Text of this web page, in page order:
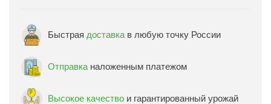
Быстрая доставка в любую точку России
Отправка наложенным платежом
Высокое качество и гарантированный урожай